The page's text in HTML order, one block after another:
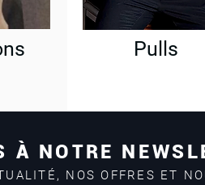
Pulls
À NOTRE
NOS OFFRES ET